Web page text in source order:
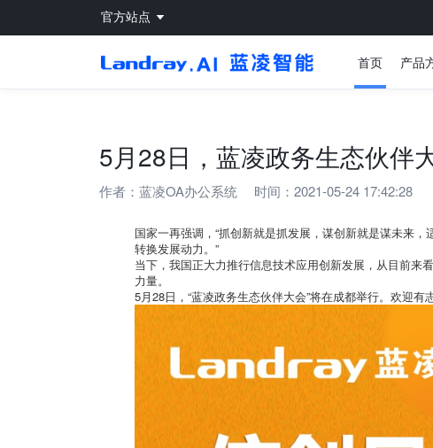
官方站点
首页 产品
5月28日，蓝凌政务生态伙伴
作者： 蓝凌OA办公系统 时间：2021-05-24 17:42:28
国家一再强调，“抓创新就是抓发展，谋创新就是谋未来
转换发展动力。”
当下，我国正大力推行信息技术应用创新发展，从目前来
力量。
5月28日，“蓝凌政务生态伙伴大会”将在成都举行。欢迎有